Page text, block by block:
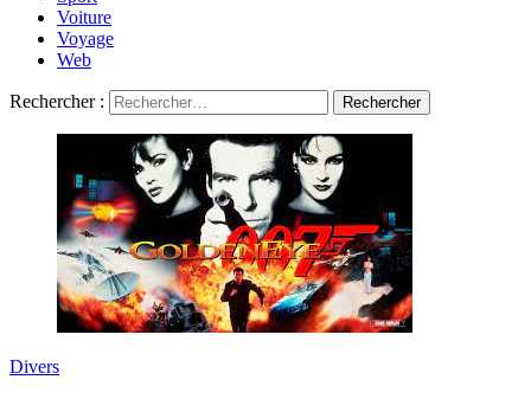
Voiture
Voyage
Web
Rechercher :
Divers